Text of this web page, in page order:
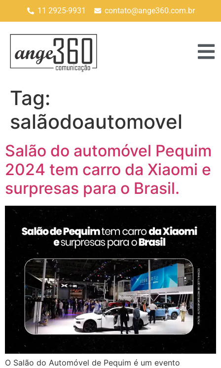
11 2925-9931 contato@ange360.com.br
Tag:
salãodoautomovel
Salão do automóvel Pequim
2024 tem carro da Xiaomi e
surpresas para o Brasil.
O Salão do Automóvel de Pequim é um evento